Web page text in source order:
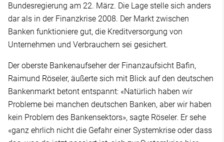
Bundesregierung am 22. März. Die Lage stelle sich anders
dar als in der Finanzkrise 2008. Der Markt zwischen
Banken funktioniere gut, die Kreditversorgung von
Unternehmen und Verbrauchern sei gesichert.
Der oberste Bankenaufseher der Finanzaufsicht Bafin,
Raimund Röseler, äußerte sich mit Blick auf den deutschen
Bankenmarkt betont entspannt: «Natürlich haben wir
Probleme bei manchen deutschen Banken, aber wir haben
kein Problem des Bankensektors», sagte Röseler. Er sehe
«ganz ehrlich nicht die Gefahr einer Systemkrise oder dass